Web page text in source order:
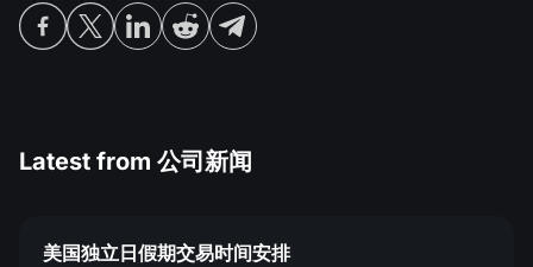
Latest from 公司新闻
美国独立日假期交易时间安排